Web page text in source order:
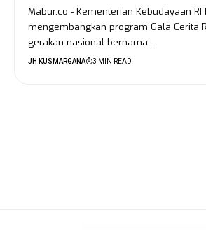
Mabur.co - Kementerian Kebudayaan RI
mengembangkan program Gala Cerita
gerakan nasional bernama…
JH KUSMARGANA 3 MIN READ